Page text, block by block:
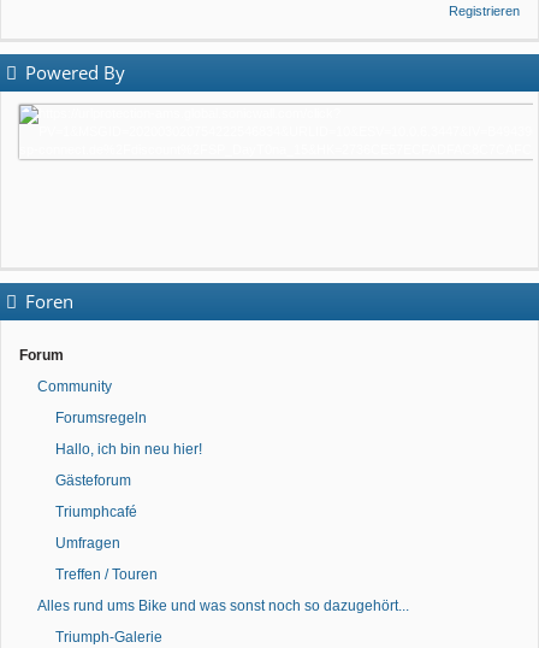
Registrieren
Powered By
Foren
Forum
Community
Forumsregeln
Hallo, ich bin neu hier!
Gästeforum
Triumphcafé
Umfragen
Treffen / Touren
Alles rund ums Bike und was sonst noch so dazugehört...
Triumph-Galerie